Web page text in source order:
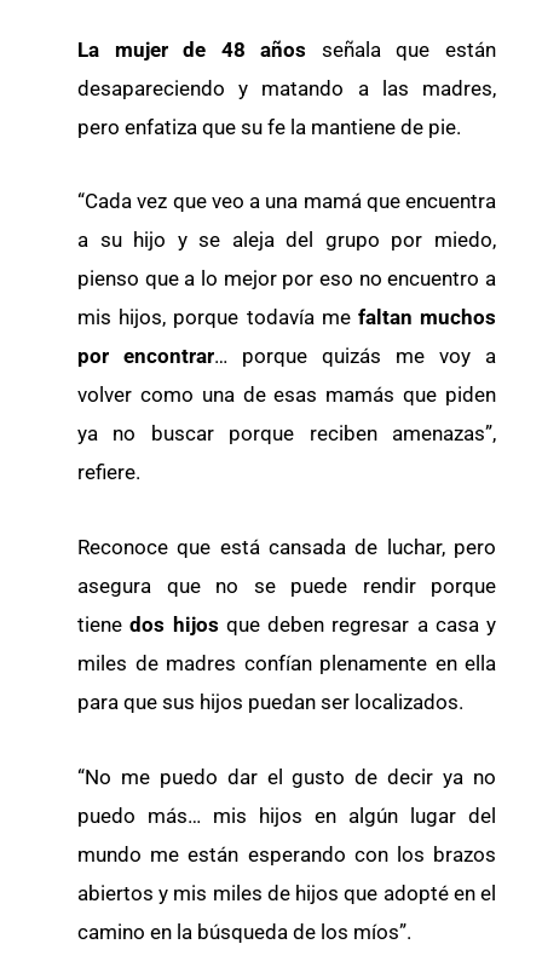
La mujer de 48 años señala que están
desapareciendo y matando a las madres,
pero enfatiza que su fe la mantiene de pie.
“Cada vez que veo a una mamá que encuentra
a su hijo y se aleja del grupo por miedo,
pienso que a lo mejor por eso no encuentro a
mis hijos, porque todavía me faltan muchos
por encontrar… porque quizás me voy a
volver como una de esas mamás que piden
ya no buscar porque reciben amenazas”,
refiere.
Reconoce que está cansada de luchar, pero
asegura que no se puede rendir porque
tienedos hijos que deben regresar a casa y
miles de madres confían plenamente en ella
para que sus hijos puedan ser localizados.
“No me puedo dar el gusto de decir ya no
puedo más… mis hijos en algún lugar del
mundo me están esperando con los brazos
abiertos y mis miles de hijos que adopté en el
camino en la búsqueda de los míos”.